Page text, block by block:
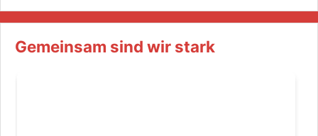
Gemeinsam sind wir stark